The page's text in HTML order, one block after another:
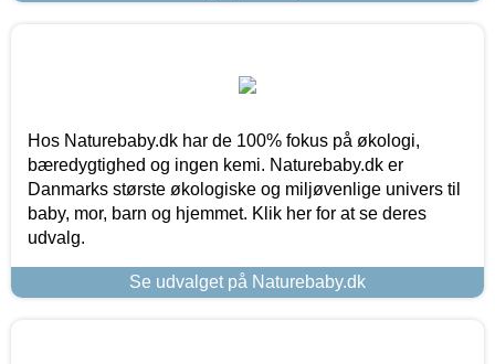
Hos Naturebaby.dk har de 100% fokus på økologi,
bæredygtighed og ingen kemi. Naturebaby.dk er
Danmarks største økologiske og miljøvenlige univers til
baby, mor, barn og hjemmet. Klik her for at se deres
udvalg.
Se udvalget på Naturebaby.dk